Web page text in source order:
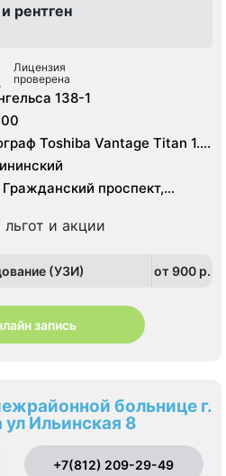
рентген
Лицензия
проверена
138-1
Toshiba Vantage Titan 1.5
CX 64 среза, УЗИ
проспект,
Просвещения
и акции
(УЗИ) от 900 p.
запись
больнице г.
Ильинская 8
+7(812) 209-29-49